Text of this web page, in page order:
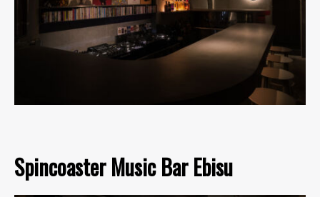
Spincoaster Music Bar Ebisu